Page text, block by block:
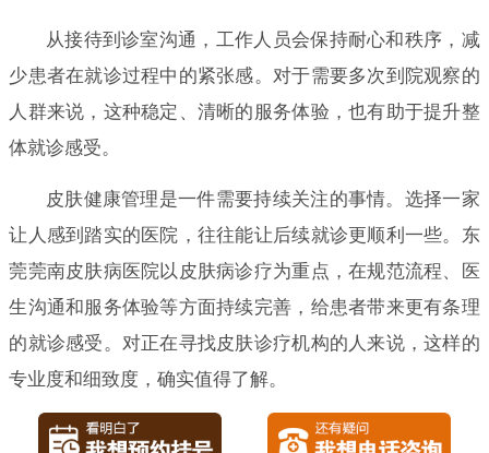
从接待到诊室沟通，工作人员会保持耐心和秩序，减
少患者在就诊过程中的紧张感。对于需要多次到院观察的
人群来说，这种稳定、清晰的服务体验，也有助于提升整
体就诊感受。
皮肤健康管理是一件需要持续关注的事情。选择一家
让人感到踏实的医院，往往能让后续就诊更顺利一些。东
莞莞南皮肤病医院以皮肤病诊疗为重点，在规范流程、医
生沟通和服务体验等方面持续完善，给患者带来更有条理
的就诊感受。对正在寻找皮肤诊疗机构的人来说，这样的
专业度和细致度，确实值得了解。